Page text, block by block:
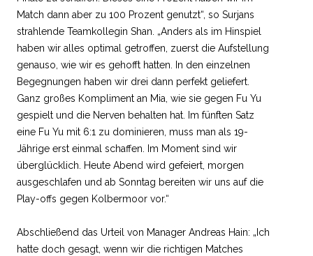
Match dann aber zu 100 Prozent genutzt“, so Surjans
strahlende Teamkollegin Shan. „Anders als im Hinspiel
haben wir alles optimal getroffen, zuerst die Aufstellung
genauso, wie wir es gehofft hatten. In den einzelnen
Begegnungen haben wir drei dann perfekt geliefert.
Ganz großes Kompliment an Mia, wie sie gegen Fu Yu
gespielt und die Nerven behalten hat. Im fünften Satz
eine Fu Yu mit 6:1 zu dominieren, muss man als 19-
Jährige erst einmal schaffen. Im Moment sind wir
überglücklich. Heute Abend wird gefeiert, morgen
ausgeschlafen und ab Sonntag bereiten wir uns auf die
Play-offs gegen Kolbermoor vor.“
Abschließend das Urteil von Manager Andreas Hain: „Ich
hatte doch gesagt, wenn wir die richtigen Matches